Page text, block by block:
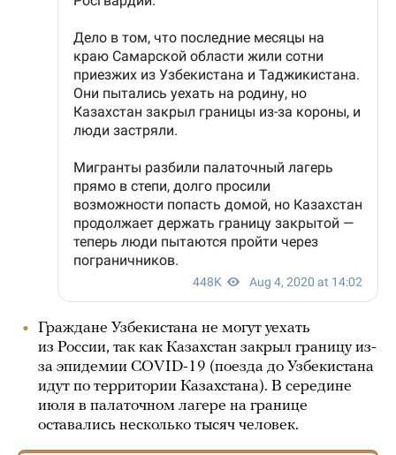
Граждане Узбекистана не могут уехать
из России, так как Казахстан закрыл границу из-
за эпидемии COVID-19 (поезда до Узбекистана
идут по территории Казахстана). В середине
июля в палаточном лагере на границе
оставались несколько тысяч человек.